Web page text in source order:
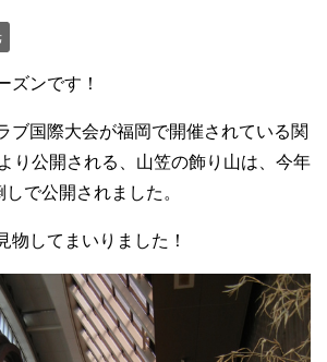
ズンです！
ブ国際大会が福岡で開催されている関
り公開される、山笠の飾り山は、今年
で公開されました。
物してまいりました！